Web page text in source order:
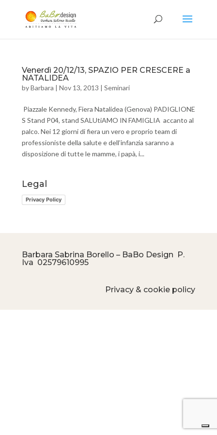
Venerdì 20/12/13, SPAZIO PER CRESCERE a
NATALIDEA
byBarbara | Nov 13, 2013 | Seminari
Piazzale Kennedy, Fiera Natalidea (Genova) PADIGLIONE
S Stand P04, stand SALUtiAMO IN FAMIGLIA accanto al
palco. Nei 12 giorni di fiera un vero e proprio team di
professioniste della salute e dell’infanzia saranno a
disposizione di tutte le mamme, i papà, i...
Legal
Privacy Policy
Barbara Sabrina Borello – BaBo Design P.
Iva 02579610995
Privacy & cookie policy